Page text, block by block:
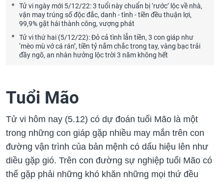
Tử vi ngày mới 5/12/22: 3 tuổi này chuẩn bị ‘rước’ lộc về nhà,
vận may trúng số độc đắc, danh - tình - tiền đều thuận lợi,
99,9% gặt hái thành công, vượng phát
Tử vi thứ hai (5/12/22): Đỏ cả tình lẫn tiền, 3 con giáp như
‘mèo mù vớ cá rán’, tiền tỷ nắm chắc trong tay, vàng bạc trải
đầy ngõ, an nhàn hưởng lộc trời 3 năm không hết
Tuổi Mão
Tử vi hôm nay (5.12) có dự đoán tuổi Mão là một
trong những con giáp gặp nhiều may mắn trên con
đường vận trình của bản mệnh có dấu hiệu lên như
diều gặp gió. Trên con đường sự nghiệp tuổi Mão có
thể gặp phải những khó khăn những mọi thứ đều